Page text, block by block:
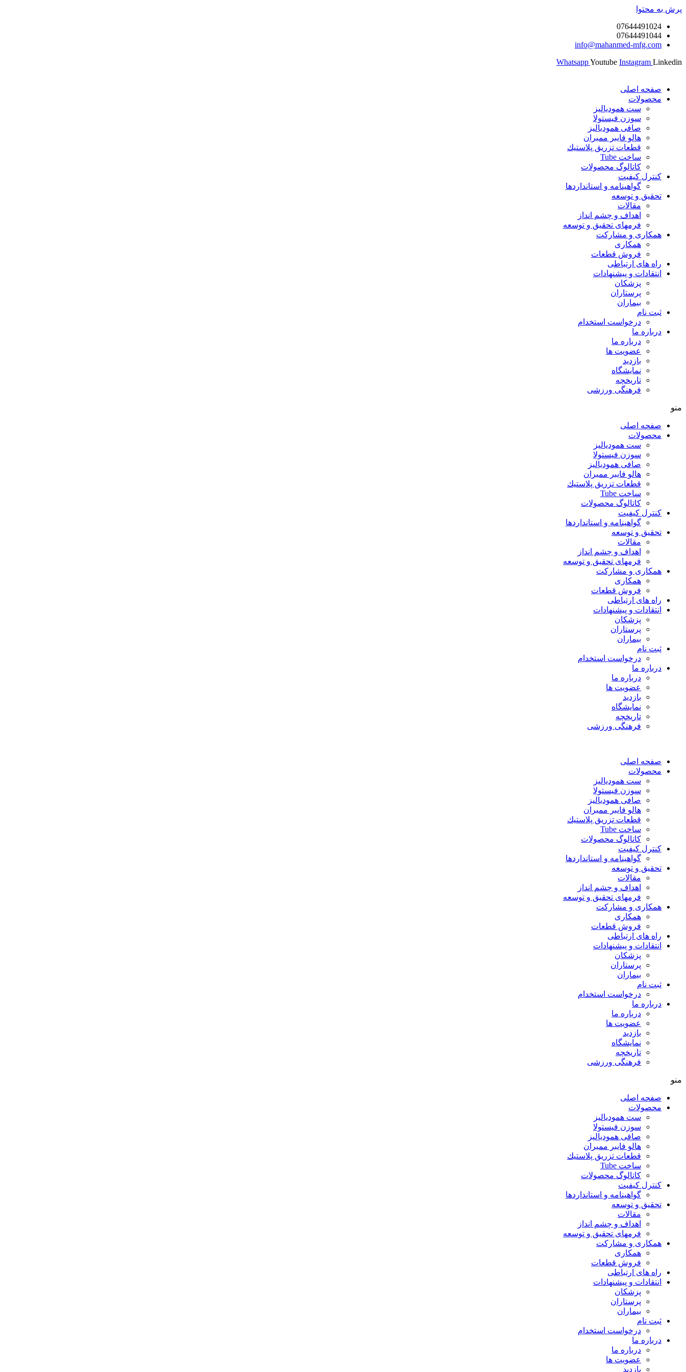
پرش به محتوا
07644491024
07644491044
info@mahanmed-mfg.com
WhatsappYoutube Instagram Linkedin
صفحه اصلی
محصولات
ست همودیالیز
سوزن فیستولا
صافی همودیالیز
هالو فایبر ممبران
قطعات تزريق پلاستيك
ساخت Tube
کاتالوگ محصولات
کنترل کیفیت
گواهينامه و استانداردها
تحقيق و توسعه
مقالات
اهداف و چشم انداز
فرمهای تحقیق و توسعه
همکاری و مشارکت
همکاری
فروش قطعات
راه های ارتباطی
انتقادات و پيشنهادات
پزشكان
پرستاران
بيماران
ثبت نام
درخواست استخدام
درباره ما
درباره ما
عضویت ها
بازدید
نمایشگاه
تاريخچه
فرهنگی ورزشی
منو
صفحه اصلی
محصولات
ست همودیالیز
سوزن فیستولا
صافی همودیالیز
هالو فایبر ممبران
قطعات تزريق پلاستيك
ساخت Tube
کاتالوگ محصولات
کنترل کیفیت
گواهينامه و استانداردها
تحقيق و توسعه
مقالات
اهداف و چشم انداز
فرمهای تحقیق و توسعه
همکاری و مشارکت
همکاری
فروش قطعات
راه های ارتباطی
انتقادات و پيشنهادات
پزشكان
پرستاران
بيماران
ثبت نام
درخواست استخدام
درباره ما
درباره ما
عضویت ها
بازدید
نمایشگاه
تاريخچه
فرهنگی ورزشی
صفحه اصلی
محصولات
ست همودیالیز
سوزن فیستولا
صافی همودیالیز
هالو فایبر ممبران
قطعات تزريق پلاستيك
ساخت Tube
کاتالوگ محصولات
کنترل کیفیت
گواهينامه و استانداردها
تحقيق و توسعه
مقالات
اهداف و چشم انداز
فرمهای تحقیق و توسعه
همکاری و مشارکت
همکاری
فروش قطعات
راه های ارتباطی
انتقادات و پيشنهادات
پزشكان
پرستاران
بيماران
ثبت نام
درخواست استخدام
درباره ما
درباره ما
عضویت ها
بازدید
نمایشگاه
تاريخچه
فرهنگی ورزشی
منو
صفحه اصلی
محصولات
ست همودیالیز
سوزن فیستولا
صافی همودیالیز
هالو فایبر ممبران
قطعات تزريق پلاستيك
ساخت Tube
کاتالوگ محصولات
کنترل کیفیت
گواهينامه و استانداردها
تحقيق و توسعه
مقالات
اهداف و چشم انداز
فرمهای تحقیق و توسعه
همکاری و مشارکت
همکاری
فروش قطعات
راه های ارتباطی
انتقادات و پيشنهادات
پزشكان
پرستاران
بيماران
ثبت نام
درخواست استخدام
درباره ما
درباره ما
عضویت ها
بازدید